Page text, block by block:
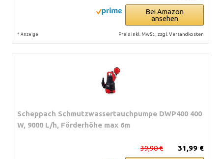
Bei Amazon
ansehen
* Anzeige Preis inkl. MwSt., zzgl. Versandkosten
Scheppach Schmutzwassertauchpumpe DWP400 400
W, 9000 L/h, Förderhöhe max 6m
31,99 €
39,90 €